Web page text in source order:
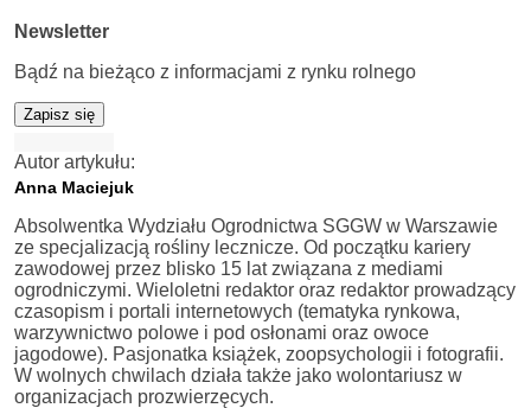
Newsletter
Bądź na bieżąco z informacjami z rynku rolnego
Zapisz się
Autor artykułu:
Anna Maciejuk
Absolwentka Wydziału Ogrodnictwa SGGW w Warszawie
ze specjalizacją rośliny lecznicze. Od początku kariery
zawodowej przez blisko 15 lat związana z mediami
ogrodniczymi. Wieloletni redaktor oraz redaktor prowadzący
czasopism i portali internetowych (tematyka rynkowa,
warzywnictwo polowe i pod osłonami oraz owoce
jagodowe). Pasjonatka książek, zoopsychologii i fotografii.
W wolnych chwilach działa także jako wolontariusz w
organizacjach prozwierzęcych.